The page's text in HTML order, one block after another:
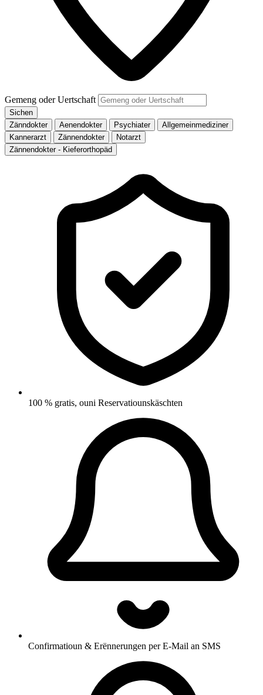
Gemeng oder Uertschaft
Sichen
Zänndokter
Aenendokter Psychiater
Allgemeinmediziner
Kannerarzt
Zännendokter
Notarzt
Zännendokter - Kieferorthopäd
100 % gratis, ouni Reservatiounskäschten
Confirmatioun & Erënnerungen per E-Mail an SMS